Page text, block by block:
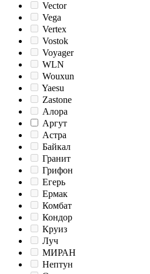
Vector
Vega
Vertex
Vostok
Voyager
WLN
Wouxun
Yaesu
Zastone
Алора
Аргут
Астра
Байкал
Гранит
Грифон
Егерь
Ермак
Комбат
Кондор
Круиз
Луч
МИРАН
Нептун